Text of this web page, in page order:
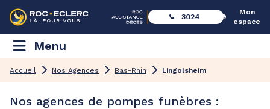
3024
Mon
espace
Menu
Accueil Nos Agences Bas-Rhin Lingolsheim
Nos agences de pompes funèbres :